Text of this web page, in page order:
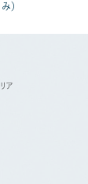
）
ア